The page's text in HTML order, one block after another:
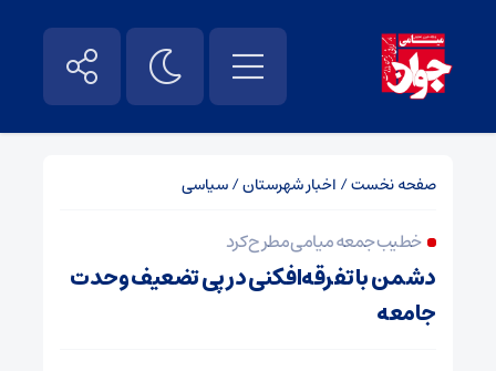
صفحه نخست/ اخبار شهرستان/سیاسی
خطیب جمعه میامی مطرح کرد
دشمن با تفرقه‌افکنی در پی تضعیف وحدت
جامعه